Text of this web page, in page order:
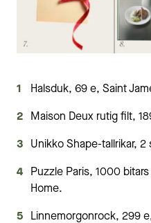
Halsduk, 69 e, Saint
Maison Deux rutig filt,
Unikko Shape-tallrikar,
Puzzle Paris, 1000
Home.
Linnemorgonrock, 299